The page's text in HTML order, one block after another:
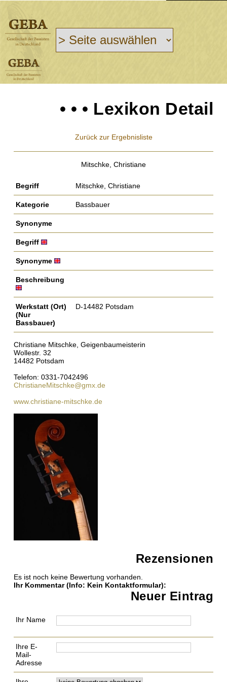
• • • Lexikon Detail
Zurück zur Ergebnisliste
Mitschke, Christiane
Begriff Mitschke, Christiane
Kategorie Bassbauer
Synonyme
Begriff
Synonyme
Beschreibung
Werkstatt (Ort)
(Nur
Bassbauer)
D-14482 Potsdam
Christiane Mitschke, Geigenbaumeisterin
Wollestr. 32
14482 Potsdam
Telefon: 0331-7042496
ChristianeMitschke@gmx.de
www.christiane-mitschke.de
Rezensionen
Es ist noch keine Bewertung vorhanden.
Ihr Kommentar(Info: Kein Kontaktformular):
Neuer Eintrag
Ihr Name
Ihre E-
Mail-
Adresse